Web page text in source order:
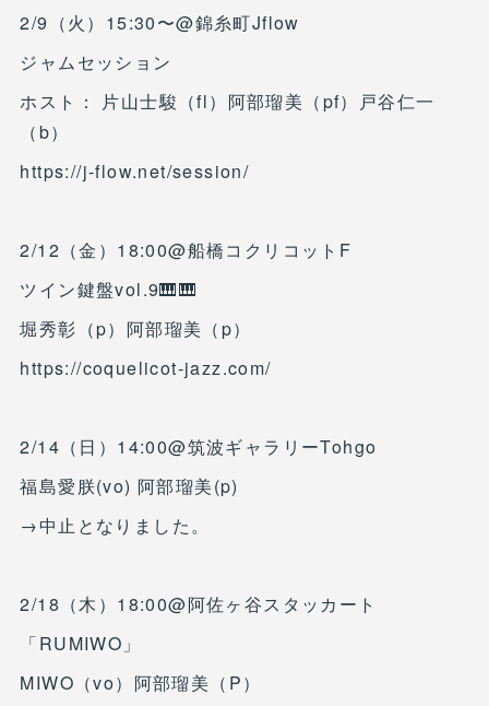
2/9（火）15:30〜@錦糸町Jflow
ジャムセッション
ホスト： 片山士駿（fl）阿部瑠美（pf）戸谷仁一
（b）
https://j-flow.net/session/
2/12（金）18:00@船橋コクリコットF
ツイン鍵盤vol.9🎹🎹
堀秀彰（p）阿部瑠美（p）
https://coquelicot-jazz.com/
2/14（日）14:00@筑波ギャラリーTohgo
福島愛朕(vo) 阿部瑠美(p)
→中止となりました。
2/18（木）18:00@阿佐ヶ谷スタッカート
「RUMIWO」
MIWO（vo）阿部瑠美（P）